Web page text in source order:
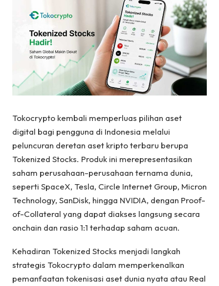
Tokocrypto kembali memperluas pilihan aset
digital bagi pengguna di Indonesia melalui
peluncuran deretan aset kripto terbaru berupa
Tokenized Stocks. Produk ini merepresentasikan
saham perusahaan-perusahaan ternama dunia,
seperti SpaceX, Tesla, Circle Internet Group, Micron
Technology, SanDisk, hingga NVIDIA, dengan Proof-
of-Collateral yang dapat diakses langsung secara
onchain dan rasio 1:1 terhadap saham acuan.
Kehadiran Tokenized Stocks menjadi langkah
strategis Tokocrypto dalam memperkenalkan
pemanfaatan tokenisasi aset dunia nyata atau Real